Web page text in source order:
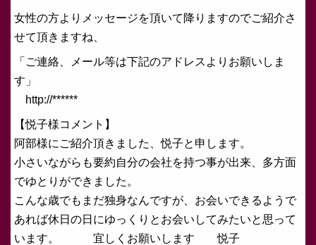
女性の方よりメッセージを頂いて降りますのでご紹介さ
せて頂きますね、
「ご連絡、メール等は下記のアドレスよりお願いしま
す」
http://******
【悦子様コメント】
阿部様にご紹介頂きました、悦子と申します。
小さいながらも要約自分の会社を持つ事が出来、多方面
でゆとりができました。
こんな歳でもまだ独身なんですが、お会いできるようで
あれば休日の日にゆっくりとお会いしてみたいと思って
います。 宜しくお願いします 悦子